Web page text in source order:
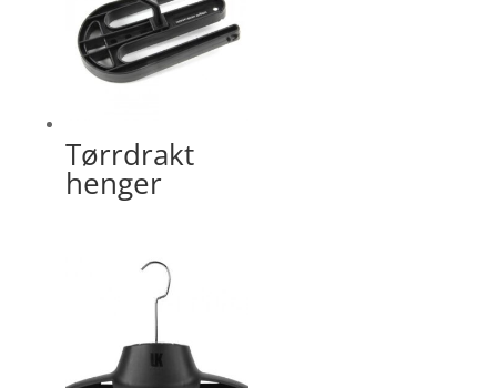
Tørrdrakt
henger